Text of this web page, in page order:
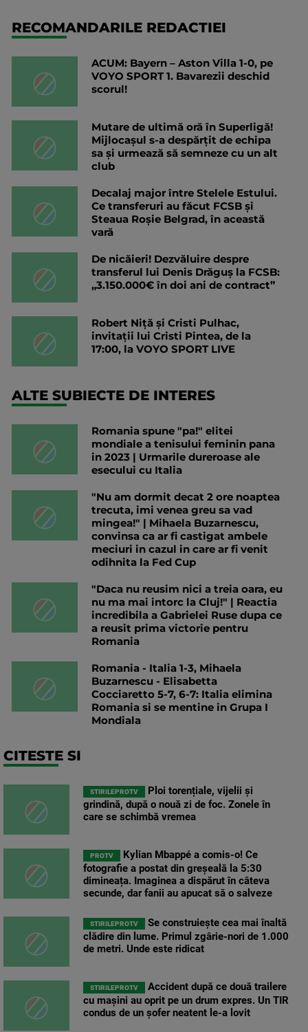
RECOMANDARILE REDACTIEI
ACUM: Bayern – Aston Villa 1-0, pe
VOYO SPORT 1. Bavarezii deschid
scorul!
Mutare de ultimă oră în Superligă!
Mijlocașul s-a despărțit de echipa
sa și urmează să semneze cu un alt
club
Decalaj major între Stelele Estului.
Ce transferuri au făcut FCSB și
Steaua Roșie Belgrad, în această
vară
De nicăieri! Dezvăluire despre
transferul lui Denis Drăguș la FCSB:
„3.150.000€ în doi ani de contract”
Robert Niță și Cristi Pulhac,
invitații lui Cristi Pintea, de la
17:00, la VOYO SPORT LIVE
ALTE SUBIECTE DE INTERES
Romania spune "pa!" elitei
mondiale a tenisului feminin pana
in 2023 | Urmarile dureroase ale
esecului cu Italia
"Nu am dormit decat 2 ore noaptea
trecuta, imi venea greu sa vad
mingea!" | Mihaela Buzarnescu,
convinsa ca ar fi castigat ambele
meciuri in cazul in care ar fi venit
odihnita la Fed Cup
"Daca nu reusim nici a treia oara, eu
nu ma mai intorc la Cluj!" | Reactia
incredibila a Gabrielei Ruse dupa ce
a reusit prima victorie pentru
Romania
Romania - Italia 1-3, Mihaela
Buzarnescu - Elisabetta
Cocciaretto 5-7, 6-7: Italia elimina
Romania si se mentine in Grupa I
Mondiala
CITESTE SI
STIRILEPROTV
Ploi torențiale, vijelii și
grindină, după o nouă zi de foc. Zonele în
care se schimbă vremea
PROTV
Kylian Mbappé a comis-o! Ce
fotografie a postat din greșeală la 5:30
dimineața. Imaginea a dispărut în câteva
secunde, dar fanii au apucat să o salveze
STIRILEPROTV
Se construiește cea mai înaltă
clădire din lume. Primul zgârie-nori de 1.000
de metri. Unde este ridicat
STIRILEPROTV
Accident după ce două trailere
cu mașini au oprit pe un drum expres. Un TIR
condus de un șofer neatent le-a lovit